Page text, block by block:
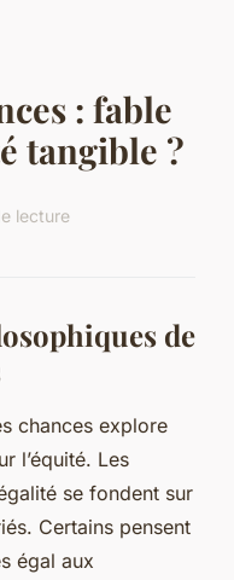
: fable
tangible ?
lecture
de
chances explore
l’équité. Les
se fondent sur
Certains pensent
égal aux